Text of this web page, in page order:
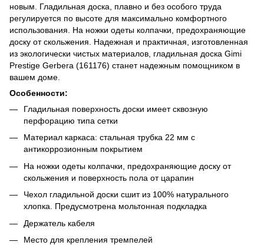
новым. Гладильная доска, плавно и без особого труда
регулируется по высоте для максимально комфортного
использования. На ножки одеты колпачки, предохраняющие
доску от скольжения. Надежная и практичная, изготовленная
из экологически чистых материалов, гладильная доска Gimi
Prestige Gerbera (161176) станет надежным помощником в
вашем доме.
Особенности:
Гладильная поверхность доски имеет сквозную
перфорацию типа сетки
Материал каркаса: стальная трубка 22 мм с
антикоррозионным покрытием
На ножки одеты колпачки, предохраняющие доску от
скольжения и поверхность пола от царапин
Чехол гладильной доски сшит из 100% натурального
хлопка. Предусмотрена мольтонная подкладка
Держатель кабеля
Место для крепления тремпелей